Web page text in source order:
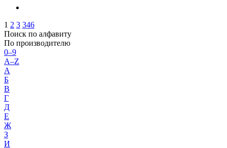
1 2 3 346
Поиск по алфавиту
По производителю
0–9
A–Z
А
Б
В
Г
Д
Е
Ж
З
И